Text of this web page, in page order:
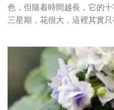
色，但隨着時間越長，它的
三星期，花很大，這裡其實只